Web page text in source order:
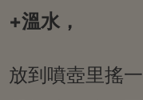
+溫水，
放到噴壺里搖